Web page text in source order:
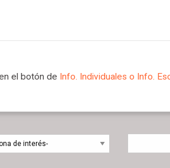
el botón de Info. Individuales o Info.